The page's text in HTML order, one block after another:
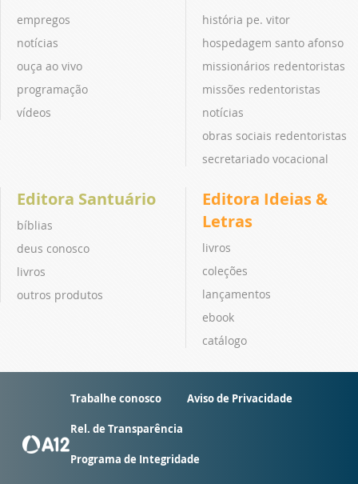
empregos
notícias
ouça ao vivo
programação
vídeos
história pe. vitor
hospedagem santo afonso
missionários redentoristas
missões redentoristas
notícias
obras sociais redentoristas
secretariado vocacional
Editora Santuário
bíblias
deus conosco
livros
outros produtos
Editora Ideias &
Letras
livros
coleções
lançamentos
ebook
catálogo
Trabalhe conosco Aviso de Privacidade
Rel. de Transparência
Programa de Integridade